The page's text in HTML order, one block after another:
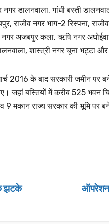
डालनवाला, गांधी बस्ती
राजीव नगर भाग-2 रिस्पना,
नगर अजबपुर कला, ऋषि नगर
शास्त्री नगर चूना भट्टा और
2016 के बाद सरकारी जमीन पर
जहां बस्तियों में करीब 525 भवन
9 मकान राज्य सरकार की भूमि पर
ऑपरेशन
झटके